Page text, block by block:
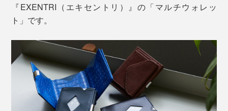
『EXENTRI（エキセントリ）』の「マルチウォレッ
ト」です。